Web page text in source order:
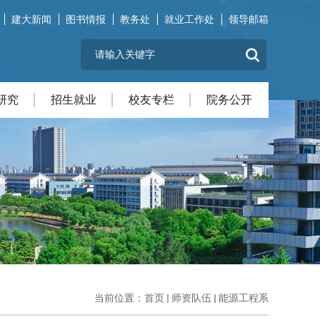
建大新闻 图书情报 教务处 就业工作处 领导邮箱
究 招生就业 校友专栏 院务公开
当前位置： 首页 师资队伍 能源工程系